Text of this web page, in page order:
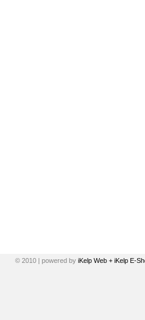
© 2010 | powered by iKelp Web + iKelp E-